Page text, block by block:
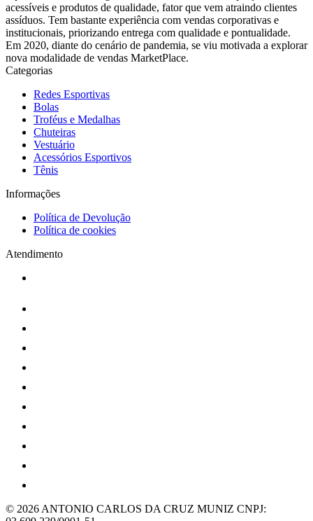
acessíveis e produtos de qualidade, fator que vem atraindo clientes
assíduos. Tem bastante experiência com vendas corporativas e
institucionais, priorizando entrega com qualidade e pontualidade.
Em 2020, diante do cenário de pandemia, se viu motivada a explorar
nova modalidade de vendas MarketPlace.
Categorias
Redes Esportivas
Bolas
Troféus e Medalhas
Chuteiras
Vestuário
Acessórios Esportivos
Tênis
Informações
Política de Devolução
Política de cookies
Atendimento
© 2026 ANTONIO CARLOS DA CRUZ MUNIZ CNPJ: